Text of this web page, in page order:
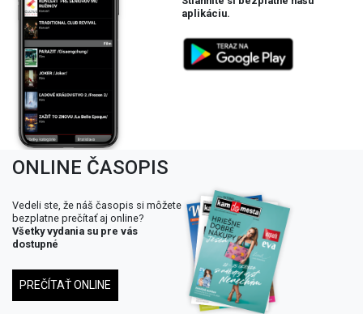
aplikáciu.
ONLINE ČASOPIS
Vedeli ste, že náš časopis si môžete
bezplatne prečítať aj online?
Všetky vydania su pre vás
dostupné
PREČÍTAŤ ONLINE